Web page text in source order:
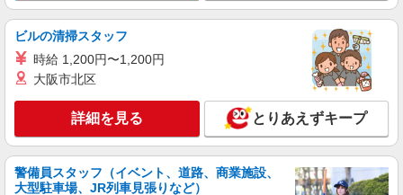
ビルの清掃スタッフ
時給 1,200円〜1,200円
大阪市北区
詳細を見る とりあえずキープ
警備員スタッフ（イベント、道路、商業施設、
大型駐車場、JR列車見張りなど）